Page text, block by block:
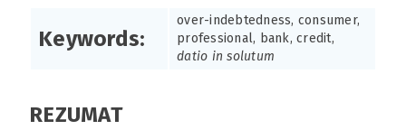
Keywords:
over-indebtedness, consumer,
professional, bank, credit,
datio in solutum
REZUMAT